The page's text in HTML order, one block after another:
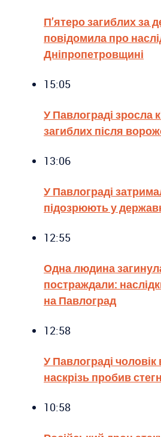
П’ятеро загиблих за
повідомила про
Дніпропетровщині
15:05
У Павлограді зросла
загиблих після
13:06
У Павлограді
підозрюють у
12:55
Одна людина
постраждали:
на Павлоград
12:58
У Павлограді
наскрізь пробив
10:58